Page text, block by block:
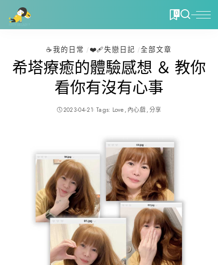
0
☕️我的日常 ❤️‍🩹失戀日記 全部文章
希塔療癒的體驗感想 ＆ 教你
看你有沒有心事
2023-04-21 Tags: Love 內心戲 分享